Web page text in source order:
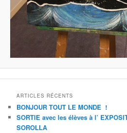
ARTICLES RÉCENTS
BONJOUR TOUT LE MONDE !
SORTIE avec les élèves à l’
SOROLLA